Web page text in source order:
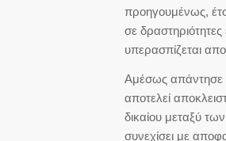
προηγουμένως,
σε
υπερασπίζεται
Αμέσως απάντησε
αποτελεί
δικαίου μεταξύ
συνεχίσει με